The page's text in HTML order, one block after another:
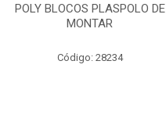
POLY BLOCOS PLASPOLO DE
MONTAR
Código: 28234